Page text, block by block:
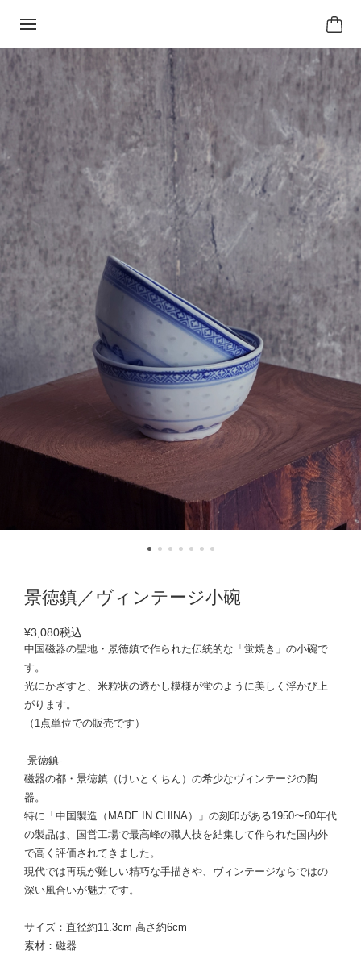
景徳鎮／ヴィンテージ小碗
¥3,080税込
中国磁器の聖地・景徳鎮で作られた伝統的な「蛍焼き」の小碗で
す。
光にかざすと、米粒状の透かし模様が蛍のように美しく浮かび上
がります。
（1点単位での販売です）
-景徳鎮-
磁器の都・景徳鎮（けいとくちん）の希少なヴィンテージの陶
器。
特に「中国製造（MADE IN CHINA）」の刻印がある1950〜80年代
の製品は、国営工場で最高峰の職人技を結集して作られた国内外
で高く評価されてきました。
現代では再現が難しい精巧な手描きや、ヴィンテージならではの
深い風合いが魅力です。
サイズ：直径約11.3cm 高さ約6cm
素材：磁器